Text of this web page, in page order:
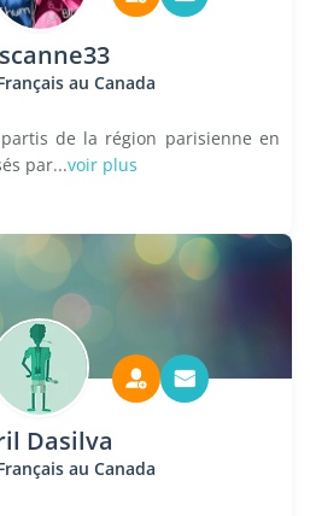
au Canada
de la région parisienne en
par...voir plus
Dasilva
au Canada